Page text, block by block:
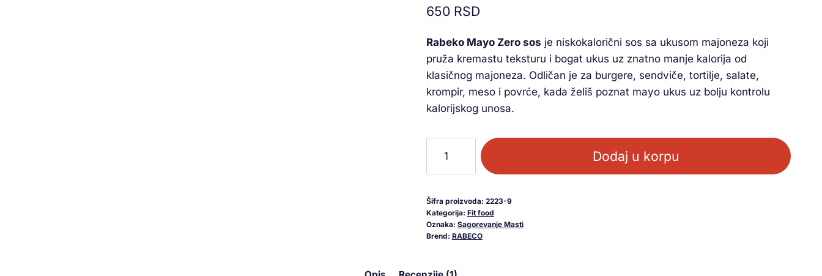
na osnovu
ocene
650 RSD
Rabeko Mayo Zero sos je niskokalorični sos sa ukusom majoneza koji
pruža kremastu teksturu i bogat ukus uz znatno manje kalorija od
klasičnog majoneza. Odličan je za burgere, sendviče, tortilje, salate,
krompir, meso i povrće, kada želiš poznat mayo ukus uz bolju kontrolu
kalorijskog unosa.
Dodaj u korpu
Šifra proizvoda: 2223-9
Kategorija: Fit food
Oznaka: Sagorevanje Masti
Brend: RABECO